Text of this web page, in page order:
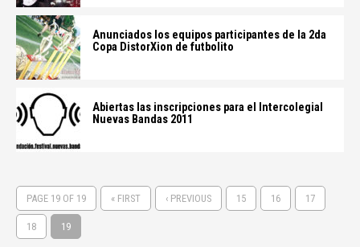
Anunciados los equipos participantes de la 2da
Copa DistorXion de futbolito
Abiertas las inscripciones para el Intercolegial
Nuevas Bandas 2011
PAGE 19 OF 19 « FIRST ‹ PREVIOUS 15 16 17
18 19